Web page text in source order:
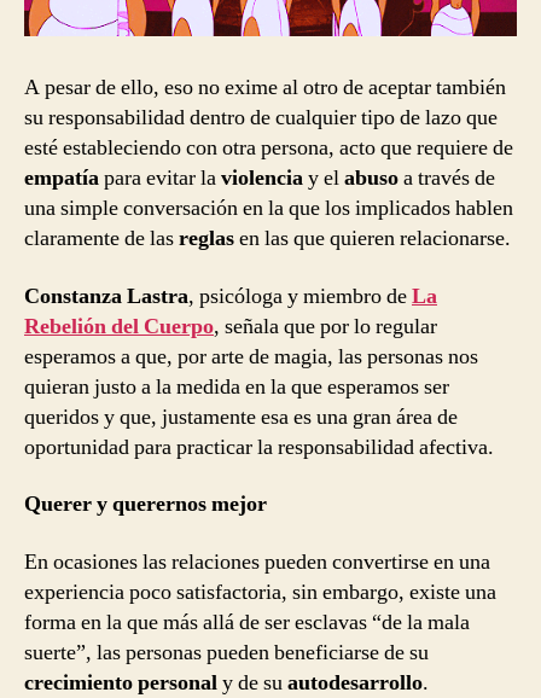
A pesar de ello, eso no exime al otro de aceptar también
su responsabilidad dentro de cualquier tipo de lazo que
esté estableciendo con otra persona, acto que requiere de
empatíapara evitar laviolenciay elabusoa través de
una simple conversación en la que los implicados hablen
claramente de lasreglasen las que quieren relacionarse.
Constanza Lastra, psicóloga y miembro deLa
Rebelión del Cuerpo, señala que por lo regular
esperamos a que, por arte de magia, las personas nos
quieran justo a la medida en la que esperamos ser
queridos y que, justamente esa es una gran área de
oportunidad para practicar la responsabilidad afectiva.
Querer y querernos mejor
En ocasiones las relaciones pueden convertirse en una
experiencia poco satisfactoria, sin embargo, existe una
forma en la que más allá de ser esclavas “de la mala
suerte”, las personas pueden beneficiarse de su
crecimiento personaly de suautodesarrollo.